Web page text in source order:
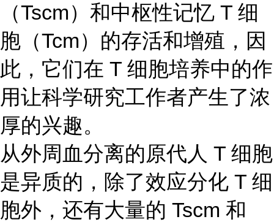
（Tscm）和中枢性记忆 T 细
胞（Tcm）的存活和增殖，因
此，它们在 T 细胞培养中的作
用让科学研究工作者产生了浓
厚的兴趣。
从外周血分离的原代人 T 细胞
是异质的，除了效应分化 T 细
胞外，还有大量的 Tscm 和